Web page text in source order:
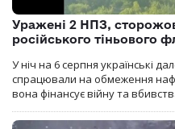
Уражені 2 НПЗ,
російського тіньового
У ніч на 6 серпня українські
спрацювали на обмеження
вона фінансує війну та